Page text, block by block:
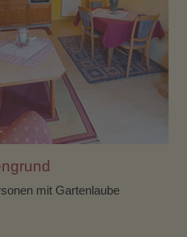
mit Gartenlaube